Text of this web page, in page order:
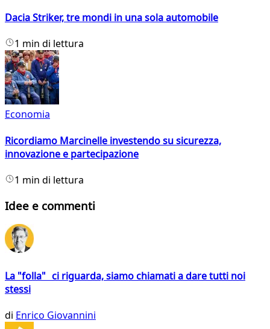
Dacia Striker, tre mondi in una sola automobile
1 min di lettura
Economia
Ricordiamo Marcinelle investendo su sicurezza,
innovazione e partecipazione
1 min di lettura
Idee e commenti
La "folla" ci riguarda, siamo chiamati a dare tutti noi
stessi
di Enrico Giovannini